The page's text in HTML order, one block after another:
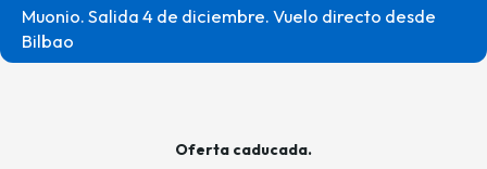
Muonio. Salida 4 de diciembre. Vuelo directo desde
Bilbao
Oferta caducada.